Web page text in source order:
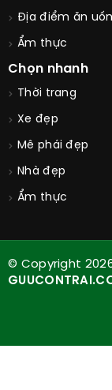
Địa điểm ăn
Ẩm thực
Chọn nhanh
Thời trang
Xe đẹp
Mê phái đẹp
Nhà đẹp
Ẩm thực
© Copyright